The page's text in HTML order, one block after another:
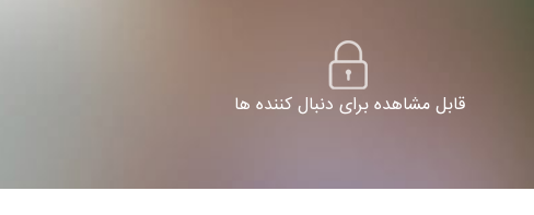
قابل مشاهده برای دنبال کننده ها